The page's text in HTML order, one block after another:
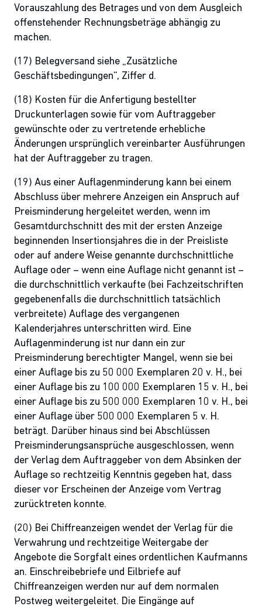
Vorauszahlung des Betrages und von dem Ausgleich
offenstehender Rechnungsbeträge abhängig zu
machen.
(17) Belegversand siehe „Zusätzliche
Geschäftsbedingungen“, Ziffer d.
(18) Kosten für die Anfertigung bestellter
Druckunterlagen sowie für vom Auftraggeber
gewünschte oder zu vertretende erhebliche
Änderungen ursprünglich vereinbarter Ausführungen
hat der Auftraggeber zu tragen.
(19) Aus einer Auflagenminderung kann bei einem
Abschluss über mehrere Anzeigen ein Anspruch auf
Preisminderung hergeleitet werden, wenn im
Gesamtdurchschnitt des mit der ersten Anzeige
beginnenden Insertionsjahres die in der Preisliste
oder auf andere Weise genannte durchschnittliche
Auflage oder – wenn eine Auflage nicht genannt ist –
die durchschnittlich verkaufte (bei Fachzeitschriften
gegebenenfalls die durchschnittlich tatsächlich
verbreitete) Auflage des vergangenen
Kalenderjahres unterschritten wird. Eine
Auflagenminderung ist nur dann ein zur
Preisminderung berechtigter Mangel, wenn sie bei
einer Auflage bis zu 50 000 Exemplaren 20 v. H., bei
einer Auflage bis zu 100 000 Exemplaren 15 v. H., bei
einer Auflage bis zu 500 000 Exemplaren 10 v. H., bei
einer Auflage über 500 000 Exemplaren 5 v. H.
beträgt. Darüber hinaus sind bei Abschlüssen
Preisminderungsansprüche ausgeschlossen, wenn
der Verlag dem Auftraggeber von dem Absinken der
Auflage so rechtzeitig Kenntnis gegeben hat, dass
dieser vor Erscheinen der Anzeige vom Vertrag
zurücktreten konnte.
(20) Bei Chiffreanzeigen wendet der Verlag für die
Verwahrung und rechtzeitige Weitergabe der
Angebote die Sorgfalt eines ordentlichen Kaufmanns
an. Einschreibebriefe und Eilbriefe auf
Chiffreanzeigen werden nur auf dem normalen
Postweg weitergeleitet. Die Eingänge auf